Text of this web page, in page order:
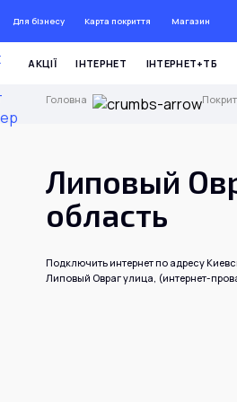
Для бізнесу Карта покриття Магазин ДО
АКЦІЇ ІНТЕРНЕТ ІНТЕРНЕТ+ТБ
Головна
Липовый
область
Подключить интернет по адресу
Липовый Овраг улица, (интернет-